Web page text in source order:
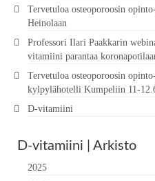
Tervetuloa osteoporoosin
Heinolaan
Professori Ilari Paakkarin
vitamiini parantaa
Tervetuloa osteoporoosin
kylpylähotelli Kumpeliin 11-
D-vitamiini
D-vitamiini | Arkisto
2025